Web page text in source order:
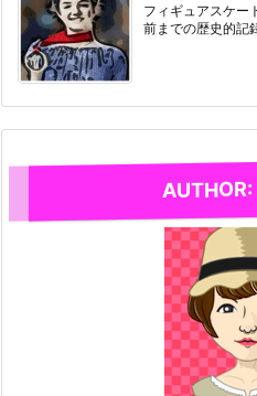
フィギュアスケー
前までの歴史的記